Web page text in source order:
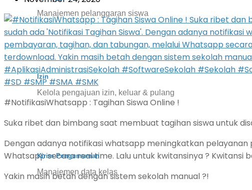
Manajemen pelanggaran siswa
Izin
Kelola pengajuan izin, keluar & pulang
Kirim Pengumuman
Manajemen data kelas
#NotifikasiWhatsapp : Tagihan Siswa Online !
Suka ribet dan bimbang saat membuat tagihan siswa untuk
Dengan adanya notifikasi whatsapp meningkatkan
Whatsapp secara real time. Lalu untuk kwitansinya ?
Yakin masih betah dengan sistem sekolah manual ?!